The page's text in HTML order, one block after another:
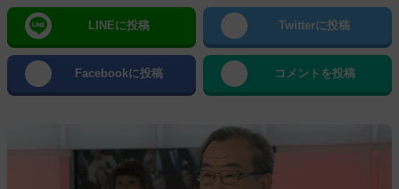
LINEに投稿 Twitterに投稿
Facebookに投稿 コメントを投稿